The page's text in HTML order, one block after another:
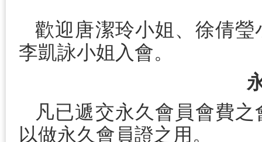
歡迎唐潔玲小姐、徐倩
李凱詠小姐入會。
凡已遞交永久會員會費
以做永久會員證之用。